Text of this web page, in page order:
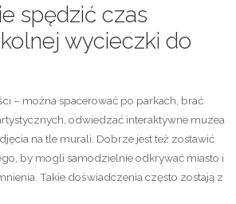
spędzić czas
wycieczki do
– można spacerować po parkach, brać
odwiedzać interaktywne muzea
na tle murali. Dobrze jest też zostawić
by mogli samodzielnie odkrywać miasto i
Takie doświadczenia często zostają z